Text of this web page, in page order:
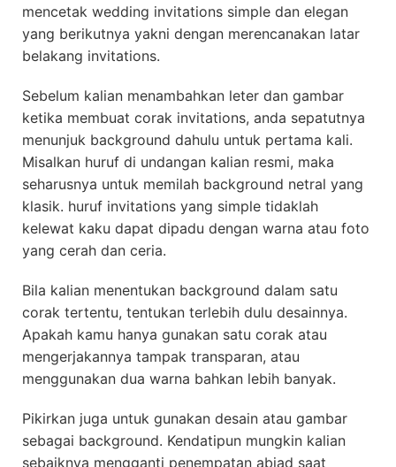
mencetak wedding invitations simple dan elegan
yang berikutnya yakni dengan merencanakan latar
belakang invitations.
Sebelum kalian menambahkan leter dan gambar
ketika membuat corak invitations, anda sepatutnya
menunjuk background dahulu untuk pertama kali.
Misalkan huruf di undangan kalian resmi, maka
seharusnya untuk memilah background netral yang
klasik. huruf invitations yang simple tidaklah
kelewat kaku dapat dipadu dengan warna atau foto
yang cerah dan ceria.
Bila kalian menentukan background dalam satu
corak tertentu, tentukan terlebih dulu desainnya.
Apakah kamu hanya gunakan satu corak atau
mengerjakannya tampak transparan, atau
menggunakan dua warna bahkan lebih banyak.
Pikirkan juga untuk gunakan desain atau gambar
sebagai background. Kendatipun mungkin kalian
sebaiknya mengganti penempatan abjad saat